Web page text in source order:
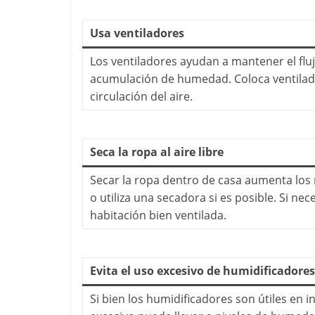
Usa ventiladores
Los ventiladores ayudan a mantener el
acumulación de humedad. Coloca
circulación del aire.
Seca la ropa al aire libre
Secar la ropa dentro de casa aumenta
o utiliza una secadora si es posible. Si
habitación bien ventilada.
Evita el uso excesivo de humidificadores
Si bien los humidificadores son útiles en